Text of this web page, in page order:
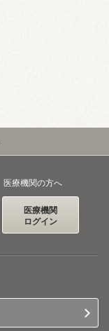
医療機関の方へ
医療機関
ログイン